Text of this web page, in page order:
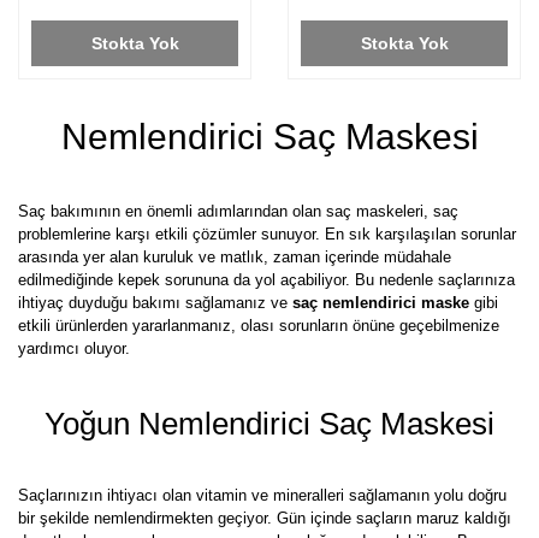
Stokta Yok Stokta Yok
Nemlendirici Saç Maskesi
Saç bakımının en önemli adımlarından olan saç maskeleri, saç
problemlerine karşı etkili çözümler sunuyor. En sık karşılaşılan sorunlar
arasında yer alan kuruluk ve matlık, zaman içerinde müdahale
edilmediğinde kepek sorununa da yol açabiliyor. Bu nedenle saçlarınıza
ihtiyaç duyduğu bakımı sağlamanız ve saç nemlendirici maske gibi
etkili ürünlerden yararlanmanız, olası sorunların önüne geçebilmenize
yardımcı oluyor.
Yoğun Nemlendirici Saç Maskesi
Saçlarınızın ihtiyacı olan vitamin ve mineralleri sağlamanın yolu doğru
bir şekilde nemlendirmekten geçiyor. Gün içinde saçların maruz kaldığı